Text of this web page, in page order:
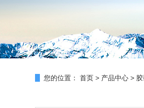
您的位置： 首页 > 产品中心 >